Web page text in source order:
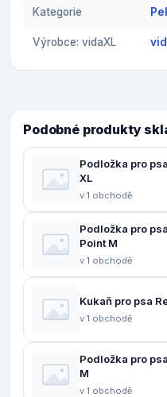
Kategorie
Výrobce: vidaXL
Podobné produkty
Podložka pro
XL
v 1 obchodě
Podložka pro
Point M
v 1 obchodě
Kukaň pro psa
v 1 obchodě
Podložka pro
M
v 1 obchodě